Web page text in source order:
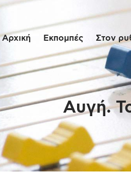
Αρχική Εκπομπές Στον
Αυγή.
Αρχική
Στον
μέρας
Ένθετα